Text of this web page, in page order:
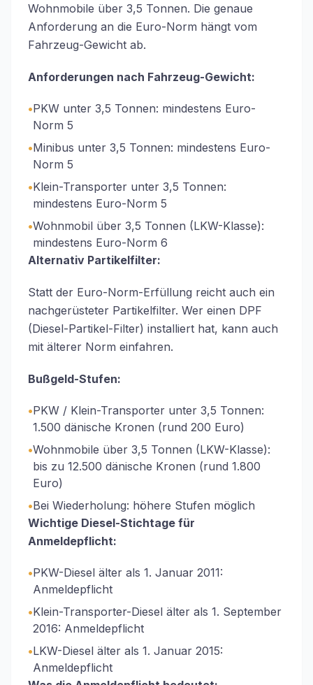
Wohnmobile über 3,5 Tonnen. Die genaue
Anforderung an die Euro-Norm hängt vom
Fahrzeug-Gewicht ab.
Anforderungen nach Fahrzeug-Gewicht:
•PKW unter 3,5 Tonnen: mindestens Euro-
Norm 5
•Minibus unter 3,5 Tonnen: mindestens Euro-
Norm 5
•Klein-Transporter unter 3,5 Tonnen:
mindestens Euro-Norm 5
•Wohnmobil über 3,5 Tonnen (LKW-Klasse):
mindestens Euro-Norm 6
Alternativ Partikelfilter:
Statt der Euro-Norm-Erfüllung reicht auch ein
nachgerüsteter Partikelfilter. Wer einen DPF
(Diesel-Partikel-Filter) installiert hat, kann auch
mit älterer Norm einfahren.
Bußgeld-Stufen:
•PKW / Klein-Transporter unter 3,5 Tonnen:
1.500 dänische Kronen (rund 200 Euro)
•Wohnmobile über 3,5 Tonnen (LKW-Klasse):
bis zu 12.500 dänische Kronen (rund 1.800
Euro)
•Bei Wiederholung: höhere Stufen möglich
Wichtige Diesel-Stichtage für
Anmeldepflicht:
•PKW-Diesel älter als 1. Januar 2011:
Anmeldepflicht
•Klein-Transporter-Diesel älter als 1. September
2016: Anmeldepflicht
•LKW-Diesel älter als 1. Januar 2015:
Anmeldepflicht